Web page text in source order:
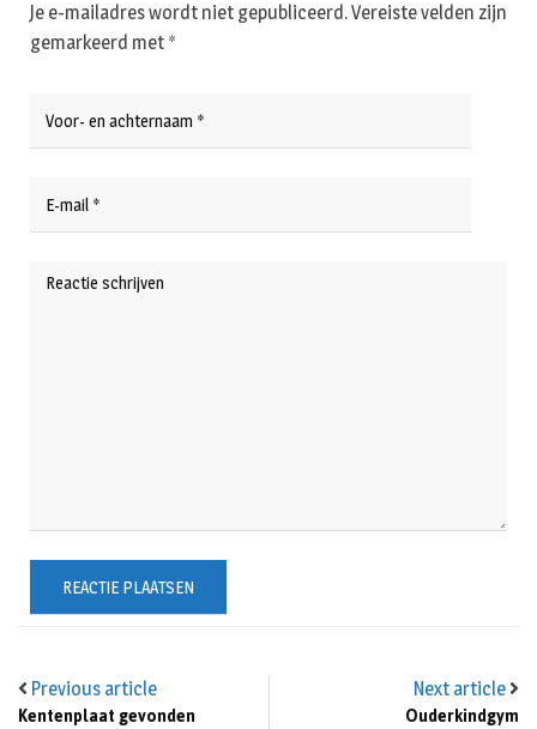
Previous article
Kentenplaat gevonden
Next article
Ouderkindgym
Je e-mailadres wordt niet gepubliceerd.Vereiste velden zijn
gemarkeerd met *